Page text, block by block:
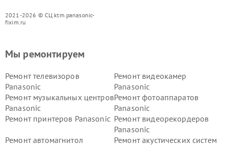
2021-2026 © СЦ ktm.panasonic-
fixim.ru
Мы ремонтируем
Ремонт телевизоров
Panasonic
Ремонт видеокамер
Panasonic
Ремонт музыкальных центров
Panasonic
Ремонт фотоаппаратов
Panasonic
Ремонт принтеров Panasonic Ремонт видеорекордеров
Panasonic
Ремонт автомагнитол
Ремонт акустических систем